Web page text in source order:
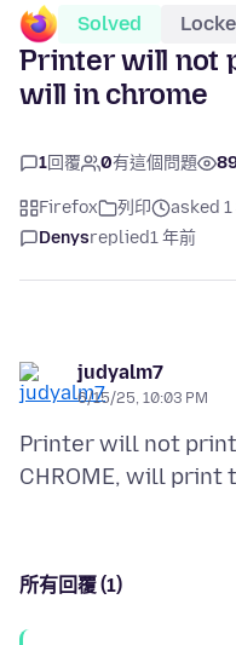
Solved
Printer will not
will in chrome
1回覆 0有這個問題
Firefox 列印
asked 1
Denysreplied1 年前
judyalm7
6/15/25, 10:03 PM
Printer will not print
所有回覆 (1)